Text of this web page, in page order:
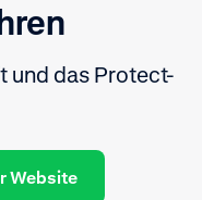
und das Protect-
Website